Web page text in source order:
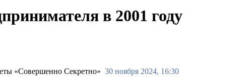
в 2001 году
30 ноября 2024, 16:30